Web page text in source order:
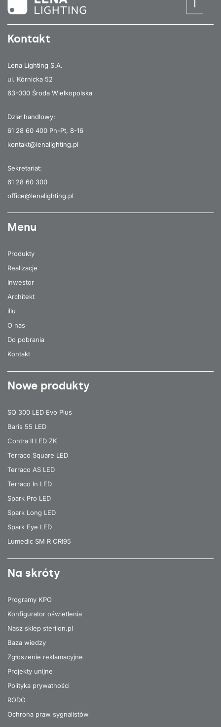
Kontakt
Lena Lighting S.A.
ul. Kórnicka 52
63-000 Środa Wielkopolska
Dział handlowy:
61 28 60 400 Pn-Pt, 8-16
kontakt@lenalighting.pl
Sekretariat:
61 28 60 300
office@lenalighting.pl
Menu
Produkty
Realizacje
Inwestor
Architekt
illu
O nas
Do pobrania
Kontakt
Nowe produkty
SQ 300 LED Evo Plus
Baris 55 LED
Contra II LED ZK
Terraco Square LED
Terraco AS LED
Terraco In LED
Spark Pro LED
Spark Long LED
Spark Eye LED
Lumedic SM R CRI95
Na skróty
Programy KPO
Konfigurator oświetlenia
Nasz sklep sterilon.pl
Baza wiedzy
Zgłoszenie reklamacyjne
Projekty unijne
Polityka prywatności
RODO
Ochrona praw sygnalistów